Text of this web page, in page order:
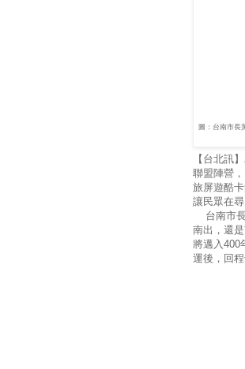
圖：台南市長
【台北訊
聯盟陣營
旅屏遊酷
讓民眾在
台南市長
南出，還
將邁入400
運後，回